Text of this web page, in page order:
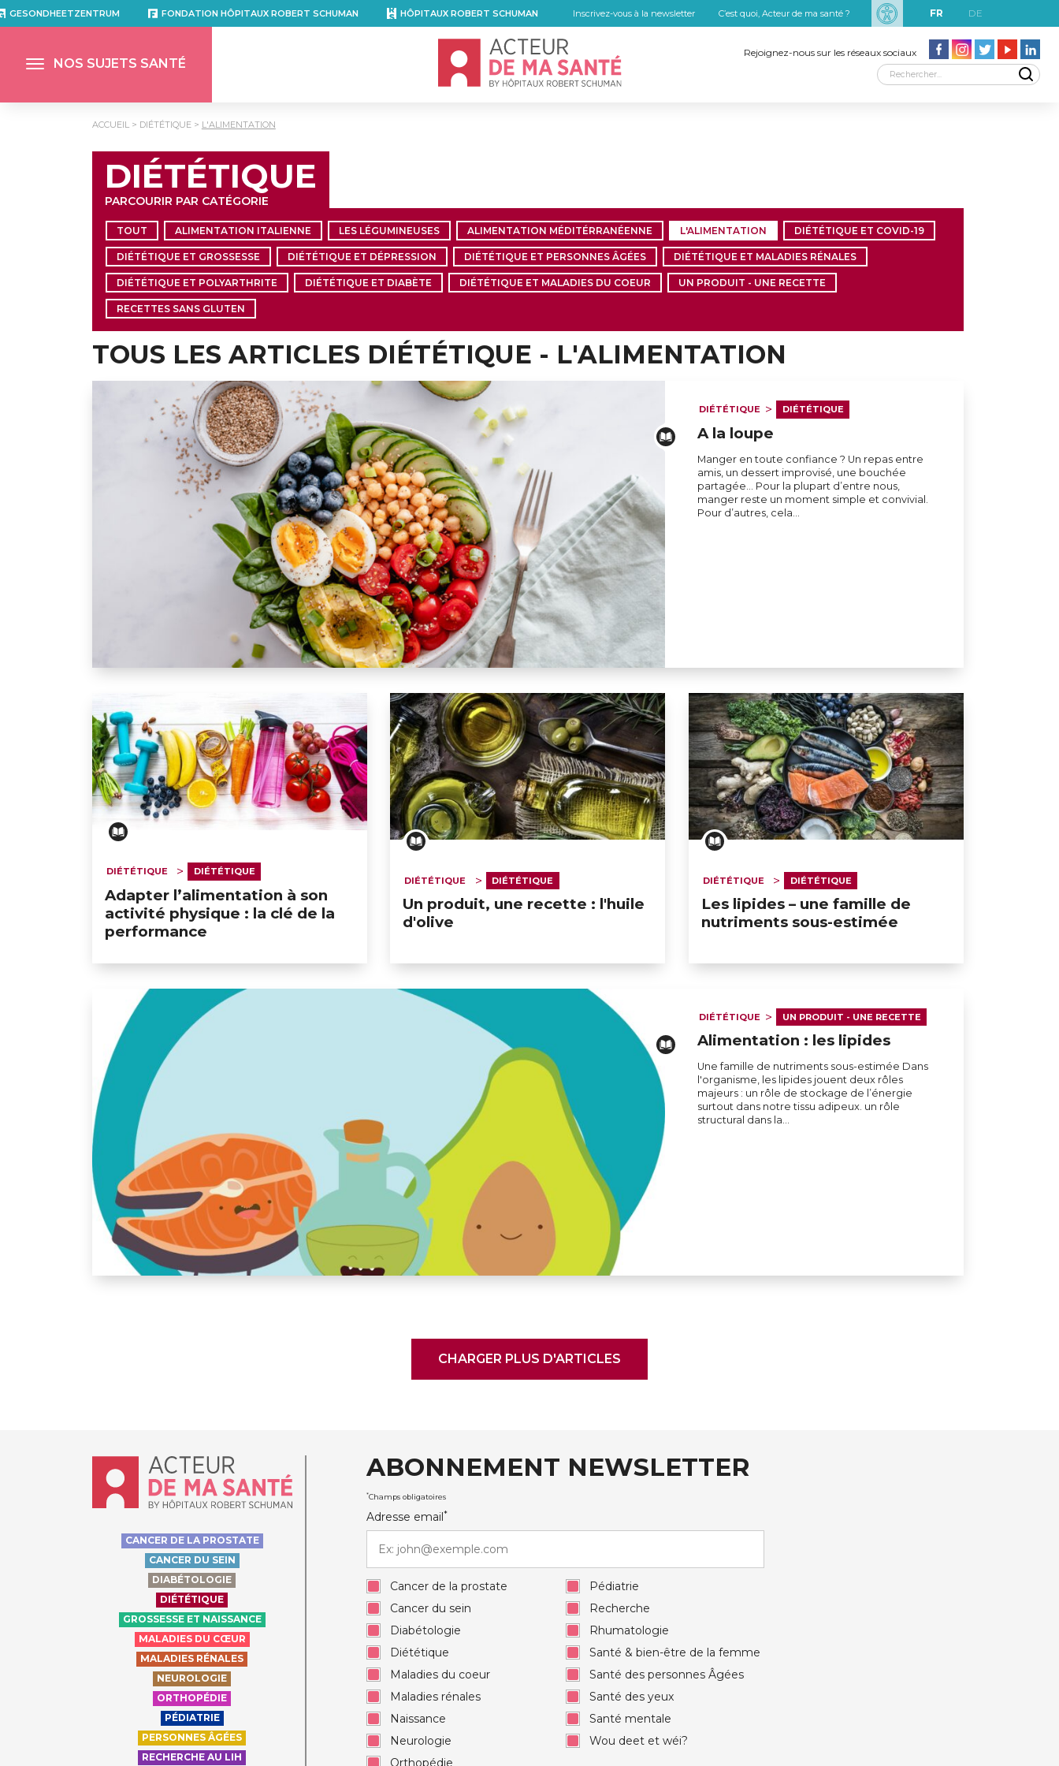
GESONDHEETZENTRUM FONDATION HÔPITAUX ROBERT SCHUMAN HÔPITAUX ROBERT SCHUMAN Inscrivez-vous à la newsletter C’est quoi, Acteur de ma santé ? FR DE
NOS SUJETS SANTÉ
Accueil - Acteur de ma santé, by HôpitauxRobert SchumanRejoignez-nous sur les réseaux sociaux
GESONDHEETZENTRUM HÔPITAUX ROBERT SCHUMAN
ACCUEIL DIÉTÉTIQUE L'ALIMENTATION
DIÉTÉTIQUE
PARCOURIR PAR CATÉGORIE
TOUT ALIMENTATION ITALIENNE LES LÉGUMINEUSES ALIMENTATION MÉDITÉRRANÉENNE L'ALIMENTATION DIÉTÉTIQUE ET COVID-19
DIÉTÉTIQUE ET GROSSESSE DIÉTÉTIQUE ET DÉPRESSION DIÉTÉTIQUE ET PERSONNES ÂGÉES DIÉTÉTIQUE ET MALADIES RÉNALES
DIÉTÉTIQUE ET POLYARTHRITE DIÉTÉTIQUE ET DIABÈTE DIÉTÉTIQUE ET MALADIES DU COEUR UN PRODUIT - UNE RECETTE
RECETTES SANS GLUTEN
TOUS LES ARTICLES DIÉTÉTIQUE - L'ALIMENTATION
DIÉTÉTIQUE DIÉTÉTIQUE
A la loupe
Manger en toute confiance ? Un repas entre
amis, un dessert improvisé, une bouchée
partagée… Pour la plupart d’entre nous,
manger reste un moment simple et convivial.
Pour d’autres, cela…
DIÉTÉTIQUE DIÉTÉTIQUE
Adapter l’alimentation à son
activité physique : la clé de la
performance
DIÉTÉTIQUE DIÉTÉTIQUE
Un produit, une recette : l'huile
d'olive
DIÉTÉTIQUE DIÉTÉTIQUE
Les lipides – une famille de
nutriments sous-estimée
DIÉTÉTIQUE UN PRODUIT - UNE RECETTE
Alimentation : les lipides
Une famille de nutriments sous-estimée Dans
l'organisme, les lipides jouent deux rôles
majeurs : un rôle de stockage de l’énergie
surtout dans notre tissu adipeux. un rôle
structural dans la…
CHARGER PLUS D'ARTICLES
Accueil - Acteur de ma santé, by HôpitauxRobert Schuman
CANCER DE LA PROSTATE
CANCER DU SEIN
DIABÉTOLOGIE
DIÉTÉTIQUE
GROSSESSE ET NAISSANCE
MALADIES DU CŒUR
MALADIES RÉNALES
NEUROLOGIE
ORTHOPÉDIE
PÉDIATRIE
PERSONNES ÂGÉES
RECHERCHE AU LIH
ABONNEMENT NEWSLETTER
*Champs obligatoires
Adresse email*
Cancer de la prostate
Cancer du sein
Diabétologie
Diététique
Maladies du coeur
Maladies rénales
Naissance
Neurologie
Orthopédie
Pédiatrie
Recherche
Rhumatologie
Santé & bien-être de la femme
Santé des personnes Âgées
Santé des yeux
Santé mentale
Wou deet et wéi?